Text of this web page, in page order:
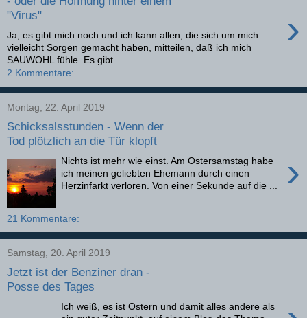
"Virus"
›
Ja, es gibt mich noch und ich kann allen, die sich um mich
vielleicht Sorgen gemacht haben, mitteilen, daß ich mich
SAUWOHL fühle. Es gibt ...
2 Kommentare:
Montag, 22. April 2019
Schicksalsstunden - Wenn der
Tod plötzlich an die Tür klopft
›
Nichts ist mehr wie einst. Am Ostersamstag habe
ich meinen geliebten Ehemann durch einen
Herzinfarkt verloren. Von einer Sekunde auf die ...
21 Kommentare:
Samstag, 20. April 2019
Jetzt ist der Benziner dran -
Posse des Tages
Ich weiß, es ist Ostern und damit alles andere als